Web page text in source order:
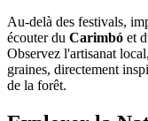
Au-delà des festivals,
écouter du Carimbó et
Observez l'artisanat
graines, directement
de la forêt.